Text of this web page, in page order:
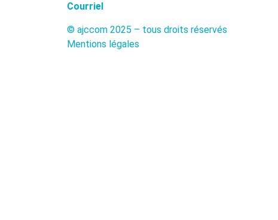
Courriel
© ajccom 2025 – tous droits réservés
Mentions légales